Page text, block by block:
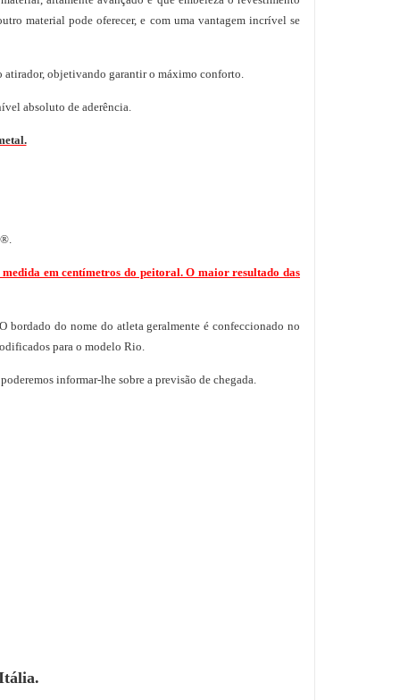
material pode oferecer, e com uma vantagem incrível se
atirador, objetivando garantir o máximo conforto.
absoluto de aderência.
em centímetros do peitoral. O maior resultado das
bordado do nome do atleta geralmente é confeccionado no
para o modelo Rio.
informar-lhe sobre a previsão de chegada.